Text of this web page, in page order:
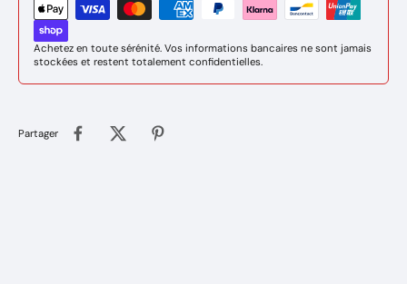
Achetez en toute sérénité. Vos informations bancaires ne sont jamais
stockées et restent totalement confidentielles.
Partager